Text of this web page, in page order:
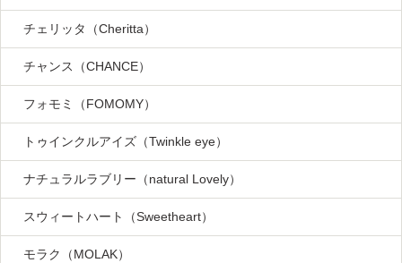
チェリッタ（Cheritta）
チャンス（CHANCE）
フォモミ（FOMOMY）
トゥインクルアイズ（Twinkle eye）
ナチュラルラブリー（natural Lovely）
スウィートハート（Sweetheart）
モラク（MOLAK）